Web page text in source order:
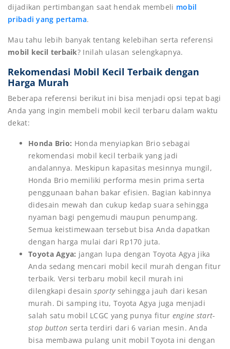
dijadikan pertimbangan saat hendak membeli mobil
pribadi yang pertama.
Mau tahu lebih banyak tentang kelebihan serta referensi
mobil kecil terbaik? Inilah ulasan selengkapnya.
Rekomendasi Mobil Kecil Terbaik dengan
Harga Murah
Beberapa referensi berikut ini bisa menjadi opsi tepat bagi
Anda yang ingin membeli mobil kecil terbaru dalam waktu
dekat:
Honda Brio: Honda menyiapkan Brio sebagai
rekomendasi mobil kecil terbaik yang jadi
andalannya. Meskipun kapasitas mesinnya mungil,
Honda Brio memiliki performa mesin prima serta
penggunaan bahan bakar efisien. Bagian kabinnya
didesain mewah dan cukup kedap suara sehingga
nyaman bagi pengemudi maupun penumpang.
Semua keistimewaan tersebut bisa Anda dapatkan
dengan harga mulai dari Rp170 juta.
Toyota Agya: jangan lupa dengan Toyota Agya jika
Anda sedang mencari mobil kecil murah dengan fitur
terbaik. Versi terbaru mobil kecil murah ini
dilengkapi desainsporty sehingga jauh dari kesan
murah. Di samping itu, Toyota Agya juga menjadi
salah satu mobil LCGC yang punya fitur engine start-
stop button serta terdiri dari 6 varian mesin. Anda
bisa membawa pulang unit mobil Toyota ini dengan